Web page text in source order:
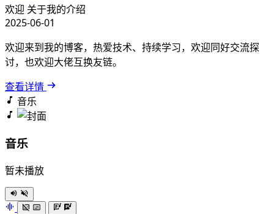
欢迎 关于我的介绍
2025-06-01
欢迎来到我的博客，热爱技术、持续学习，欢迎同好交流探
讨，也欢迎大佬互换友链。
查看详情
音乐
音乐
暂未播放